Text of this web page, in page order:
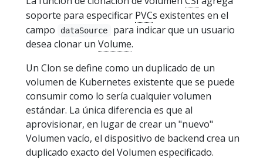
soporte para especificar PVCs existentes en el
campo
dataSource
para indicar que un usuario
desea clonar un Volume.
Un Clon se define como un duplicado de un
volumen de Kubernetes existente que se puede
consumir como lo sería cualquier volumen
estándar. La única diferencia es que al
aprovisionar, en lugar de crear un "nuevo"
Volumen vacío, el dispositivo de backend crea un
duplicado exacto del Volumen especificado.